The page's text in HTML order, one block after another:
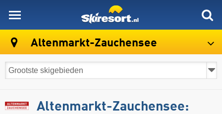
Altenmarkt-Zauchensee
Altenmarkt-Zauchensee: